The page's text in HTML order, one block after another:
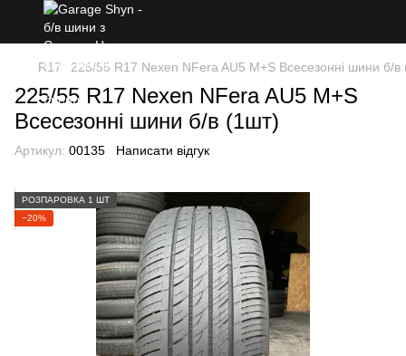
R17 225/55 R17 Nexen NFera AU5 M+S Всесезонні шини б/в
225/55 R17 Nexen NFera AU5 M+S
Всесезонні шини б/в (1шт)
Артикул: 00135 Написати відгук
РОЗПАРОВКА 1 ШТ
−20%